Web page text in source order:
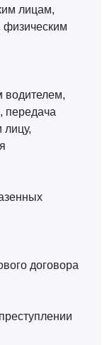
лицам,
водителем,
передача
лицу,
договора